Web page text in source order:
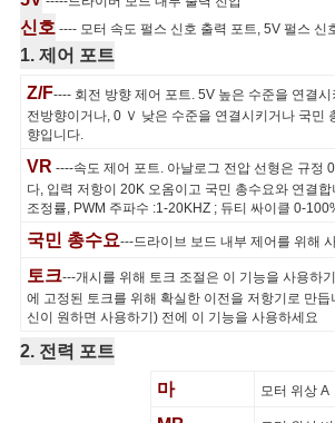
신호---- 모터 속도 펄스 신호 출력 포트, 5V 펄스 신
1. 제어 포트
Z/F---- 회전 방향 제어 포트. 5V 높은 수준을 연결
전방향이거나, 0 Ｖ 낮은 수준을 연결시키거나 국민
향입니다.
VR ----속도 제어 포트. 아날로그 전압 선형은 규정
다, 입력 저항이 20K 오옴이고 국민 총수요와 연결
조정률, PWM 주파수 :1-20KHZ ; 듀티 싸이클 0-
국민 총수요---드라이브 보드 내부 제어를 위해
토크---개시를 위해 토크 조절은 이 기능을 사용하
에 고정된 토크를 위해 확실한 이전을 저항기로 만
신이 원하면 사용하기) 전에 이 기능을 사용하세요
2. 전력 포트
마
모터 위상 A